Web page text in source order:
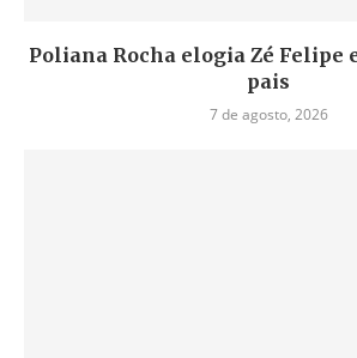
Poliana Rocha elogia Zé Felipe
pais
7 de agosto, 2026